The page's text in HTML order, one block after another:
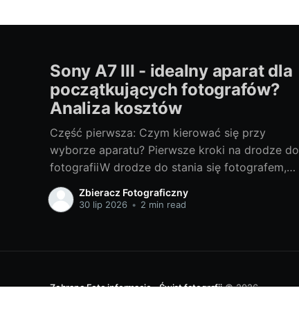
Sony A7 III - idealny aparat dla
początkujących fotografów?
Analiza kosztów
Część pierwsza: Czym kierować się przy
wyborze aparatu? Pierwsze kroki na drodze do
fotografiiW drodze do stania się fotografem,
wybór odpowiedniego sprzętu jest jednym z
najważniejszych kroków. Bez względu na to,
aparat może znacznie wpłynąć na Twoje
Zbieracz Fotograficzny
30 lip 2026 • 2 min read
Zebrane Foto informacje - Świat fotografii© 2026